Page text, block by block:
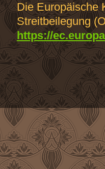
Die Europäische
Streitbeilegung
https://